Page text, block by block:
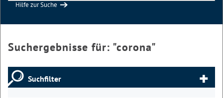
Hilfe zur Suche
Suchergebnisse für: "corona"
Suchfilter